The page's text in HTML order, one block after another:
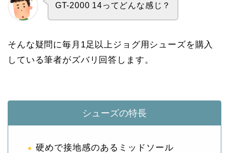
GT-2000 14ってどんな感じ？
そんな疑問に毎月1足以上ジョグ用シューズを購入
している筆者がズバリ回答します。
シューズの特長
硬めで接地感のあるミッドソール